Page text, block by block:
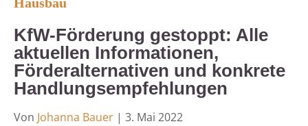
KfW-Förderung gestoppt: Alle
aktuellen Informationen,
Förderalternativen und konkrete
Handlungsempfehlungen
Von Johanna Bauer | 3. Mai 2022